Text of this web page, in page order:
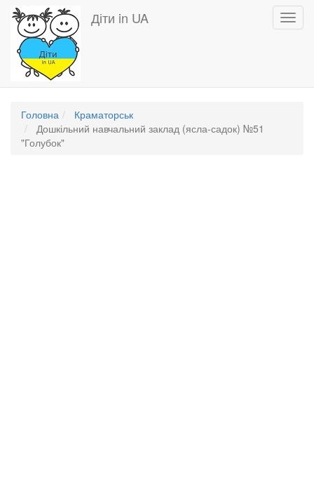
Перейти
основного
вмісту
Діти in UA
Головна
Краматорськ
Дошкільний навчальний заклад (ясла-садок) №51
"Голубок"